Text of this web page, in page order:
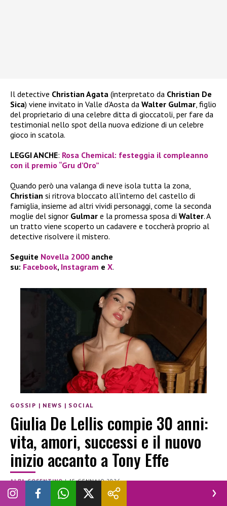
Il detective Christian Agata (interpretato da Christian De
Sica) viene invitato in Valle d’Aosta da Walter Gulmar, figlio
del proprietario di una celebre ditta di gioccatoli, per fare da
testimonial nello spot della nuova edizione di un celebre
gioco in scatola.
LEGGI ANCHE: Rosa Chemical: festeggia il compleanno
con il premio “Gru d’Oro”
Quando però una valanga di neve isola tutta la zona,
Christian si ritrova bloccato all’interno del castello di
famiglia, insieme ad altri vividi personaggi, come la seconda
moglie del signor Gulmar e la promessa sposa di Walter. A
un tratto viene scoperto un cadavere e toccherà proprio al
detective risolvere il mistero.
Seguite Novella 2000 anche
su: Facebook, Instagram e X.
GOSSIP | NEWS | SOCIAL
Giulia De Lellis compie 30 anni:
vita, amori, successi e il nuovo
inizio accanto a Tony Effe
ALBA COSENTINO|15 GENNAIO 2026
ANDREA DAMANTE
ANDREA IANNONE E CARLO BERETTA